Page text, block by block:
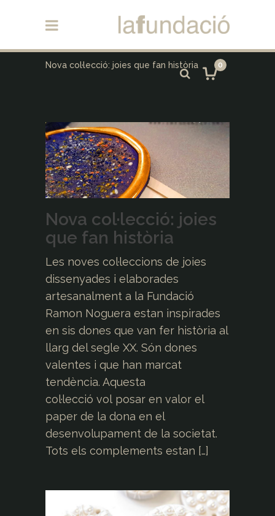
0
Nova col·lecció: joies que fan història
Nova col·lecció: joies
que fan història
Les noves col·leccions de joies
dissenyades i elaborades
artesanalment a la Fundació
Ramon Noguera estan inspirades
en sis dones que van fer història al
llarg del segle XX. Són dones
valentes i que han marcat
tendència. Aquesta
col·lecció vol posar en valor el
paper de la dona en el
desenvolupament de la societat.
Tots els complements estan […]